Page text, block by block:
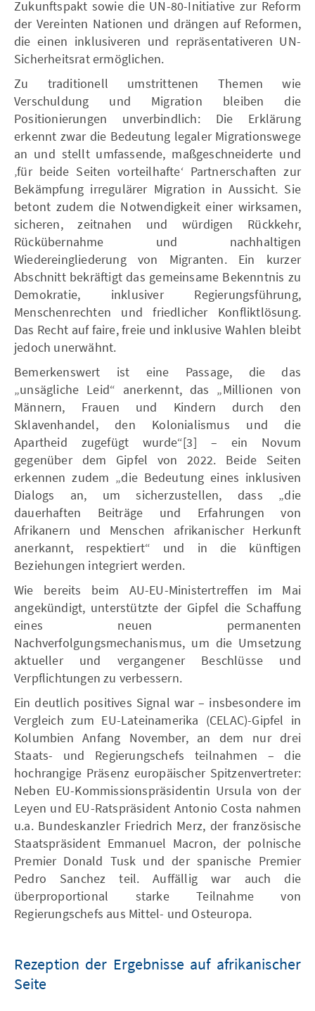
Zukunftspakt sowie die UN-80-Initiative zur Reform
der Vereinten Nationen und drängen auf Reformen,
die einen inklusiveren und repräsentativeren UN-
Sicherheitsrat ermöglichen.
Zu traditionell umstrittenen Themen wie
Verschuldung und Migration bleiben die
Positionierungen unverbindlich: Die Erklärung
erkennt zwar die Bedeutung legaler Migrationswege
an und stellt umfassende, maßgeschneiderte und
‚für beide Seiten vorteilhafte‘ Partnerschaften zur
Bekämpfung irregulärer Migration in Aussicht. Sie
betont zudem die Notwendigkeit einer wirksamen,
sicheren, zeitnahen und würdigen Rückkehr,
Rückübernahme und nachhaltigen
Wiedereingliederung von Migranten. Ein kurzer
Abschnitt bekräftigt das gemeinsame Bekenntnis zu
Demokratie, inklusiver Regierungsführung,
Menschenrechten und friedlicher Konfliktlösung.
Das Recht auf faire, freie und inklusive Wahlen bleibt
jedoch unerwähnt.
Bemerkenswert ist eine Passage, die das
„unsägliche Leid“ anerkennt, das „Millionen von
Männern, Frauen und Kindern durch den
Sklavenhandel, den Kolonialismus und die
Apartheid zugefügt wurde“[3] – ein Novum
gegenüber dem Gipfel von 2022. Beide Seiten
erkennen zudem „die Bedeutung eines inklusiven
Dialogs an, um sicherzustellen, dass „die
dauerhaften Beiträge und Erfahrungen von
Afrikanern und Menschen afrikanischer Herkunft
anerkannt, respektiert“ und in die künftigen
Beziehungen integriert werden.
Wie bereits beim AU-EU-Ministertreffen im Mai
angekündigt, unterstützte der Gipfel die Schaffung
eines neuen permanenten
Nachverfolgungsmechanismus, um die Umsetzung
aktueller und vergangener Beschlüsse und
Verpflichtungen zu verbessern.
Ein deutlich positives Signal war – insbesondere im
Vergleich zum EU-Lateinamerika (CELAC)-Gipfel in
Kolumbien Anfang November, an dem nur drei
Staats- und Regierungschefs teilnahmen – die
hochrangige Präsenz europäischer Spitzenvertreter:
Neben EU-Kommissionspräsidentin Ursula von der
Leyen und EU-Ratspräsident Antonio Costa nahmen
u.a. Bundeskanzler Friedrich Merz, der französische
Staatspräsident Emmanuel Macron, der polnische
Premier Donald Tusk und der spanische Premier
Pedro Sanchez teil. Auffällig war auch die
überproportional starke Teilnahme von
Regierungschefs aus Mittel- und Osteuropa.
Rezeption der Ergebnisse auf afrikanischer
Seite